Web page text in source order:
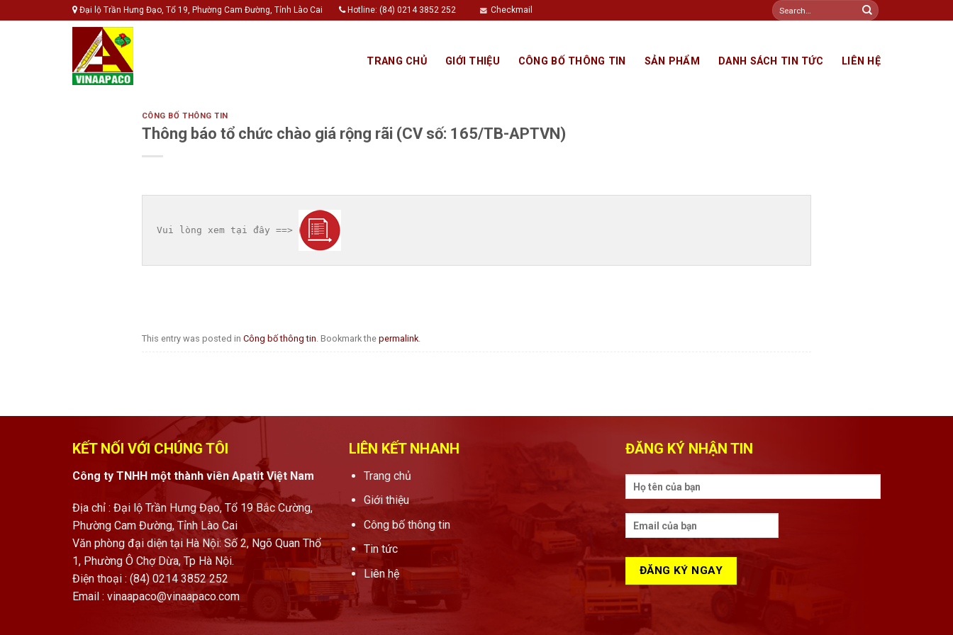
Đại lộ Trần Hưng Đạo, Tổ 19, Phường Cam Đường, Tỉnh Lào Cai Hotline: (84) 0214 3852 252 Checkmail
Search
for:
TRANG CHỦ GIỚI THIỆU CÔNG BỐ THÔNG TIN SẢN PHẨM DANH SÁCH TIN TỨC LIÊN HỆ
CÔNG BỐ THÔNG TIN
Thông báo tổ chức chào giá rộng rãi (CV số: 165/TB-APTVN)
Vui lòng xem tại đây ==>
This entry was posted in Công bố thông tin . Bookmark the permalink.
KẾT NỐI VỚI CHÚNG TÔI
Công ty TNHH một thành viên Apatit Việt Nam
Địa chỉ : Đại lộ Trần Hưng Đạo, Tổ 19 Bắc Cường,
Phường Cam Đường, Tỉnh Lào Cai
Văn phòng đại diện tại Hà Nội: Số 2, Ngõ Quan Thổ
1, Phường Ô Chợ Dừa, Tp Hà Nội.
Điện thoại : (84) 0214 3852 252
Email : vinaapaco@vinaapaco.com
LIÊN KẾT NHANH
Trang chủ
Giới thiệu
Công bố thông tin
Tin tức
Liên hệ
ĐĂNG KÝ NHẬN TIN